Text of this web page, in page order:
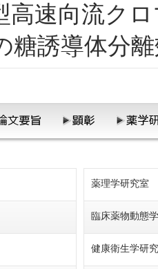
高速向流ク
糖誘導体分
薬理学研究室
臨床薬物動態
健康衛生学研